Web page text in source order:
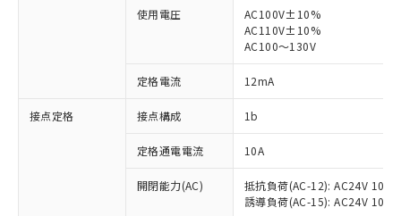
使用電圧
AC100V±10%
AC110V±10%
AC100～130V
定格電流 12mA
接点定格 接点構成 1b
定格通電電流 10A
開閉能力(AC)
抵抗負荷(AC-12): AC24V 10A/
誘導負荷(AC-15): AC24V
ご利用条件
以下の条件をお読みいただき、同意のうえ
対応済み：EU RoHS指令（10物質）の
非含有に対応した製品が提供可能な商品で
す。
対応予定：EU RoHS指令（10物質）の非含
有に対応した製品に切り替える予定のある
対応予定なし：EU RoHS指令（10物質）の
非含有に非対応の商品で、対応品を出す予